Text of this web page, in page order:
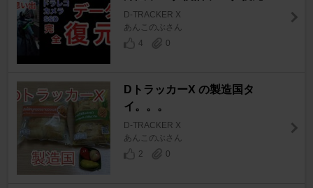
D-TRACKER X
あんこのぶさん
4
0
DトラッカーX の製造国タ
イ。。。
D-TRACKER X
あんこのぶさん
2
0